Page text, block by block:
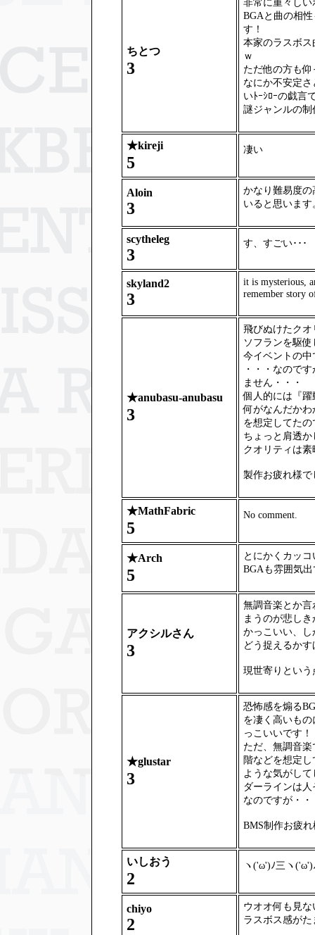
ちとつ
3
BGAと曲の相
す！
本家のラスボ
ｗ
ただ他の方も
なにか不安定
いﾄｰｼﾛｰの戯言
謎ジャンルの
★kireji
5
凄い
Aloin
3
かなり難易度
いると思います
scytheleg
3
す、すごい･･･
skyland2
3
it is mysterious,
remember story
★anubasu-anubasu
3
飛びぬけたク
ソフランを駆
今イベントの
・・・なので
ません・・・
個人的には『
何がなんだか
を想定してたの
ちょっと肩透
クオリティは
製作お疲れ様で
★MathFabric
5
No comment.
★Arch
5
とにかくカッ
BGAも雰囲気
アクシルさん
3
無調音楽とか
まうのが悲し
かっこいい、
どう捉えるか
現世寄りとい
★glustar
3
恐怖感を煽る
を凄く高いも
っこいいです！
ただ、無調音
階などを想定
ような気がし
ダーラインは
なのですが・・
BMS制作お疲
いしおう
2
ヽ('ω')ﾉ三ヽ('ω')
chiyo
2
ウオオ何も見
ラスボス感が